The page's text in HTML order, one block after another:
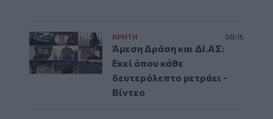
ΚΡΗΤΗ 08:15
Άμεση Δράση και ΔΙ.ΑΣ:
Εκεί όπου κάθε
δευτερόλεπτο μετράει -
Βίντεο